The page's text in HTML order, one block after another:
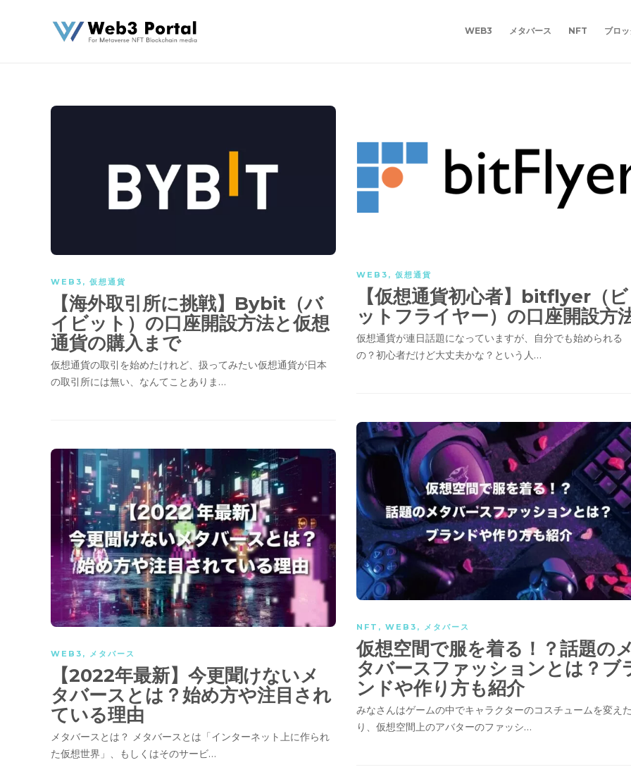
WEB3 メタバース NFT ブロ
WEB3 , 仮想通貨
【海外取引所に挑戦】Bybit（バ
イビット）の口座開設方法と仮想
通貨の購入まで
仮想通貨の取引を始めたけれど、扱ってみたい仮想通貨が日本
の取引所には無い、なんてことありま…
WEB3 , 仮想通貨
【仮想通貨初心者】bitflyer（ビ
ットフライヤー）の口座開設方
仮想通貨が連日話題になっていますが、自分でも始められる
の？初心者だけど大丈夫かな？という人…
NFT , WEB3 , メタバース
仮想空間で服を着る！？話題の
タバースファッションとは？ブ
ンドや作り方も紹介
みなさんはゲームの中でキャラクターのコスチュームを変え
り、仮想空間上のアバターのファッシ…
WEB3 , メタバース
【2022年最新】今更聞けないメ
タバースとは？始め方や注目され
ている理由
メタバースとは？ メタバースとは「インターネット上に作られ
た仮想世界」、もしくはそのサービ…